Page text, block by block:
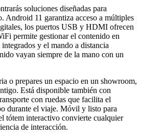
soluciones diseñadas para
Android 11 garantiza acceso a múltiples
los puertos USB y HDMI ofrecen
permite gestionar el contenido en
y el mando a distancia
vayan siempre de la mano con un
o prepares un espacio en un showroom,
Está disponible también con
con ruedas que facilita el
durante el viaje. Móvil y listo para
tótem interactivo convierte cualquier
de interacción.